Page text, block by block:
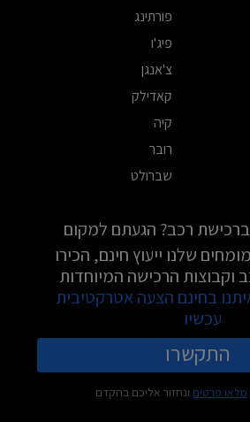
פורתינג
פיג'ו
צ'אנגן
קאדילק
קיה
רובר
שברולט
ברכישת רכב? הגעתם למקום
שלנו ייעוץ חינם, הכירו
וקבוצות הרכישה המיוחדות
בחינם הצעה אטרקטיבית
עכשיו
התקשרו
מלאו פרטים ונחזור אליכם בהקדם